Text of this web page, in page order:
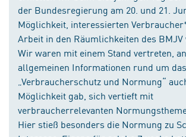
der Bundesregierung am 20. und 21.
Möglichkeit, interessierten
Arbeit in den Räumlichkeiten des BMJV
Wir waren mit einem Stand vertreten,
allgemeinen Informationen rund um
„Verbraucherschutz und Normung“
Möglichkeit gab, sich vertieft mit
verbraucherrelevanten
Hier stieß besonders die Normung zu